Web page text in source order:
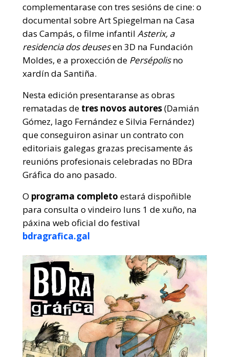
complementarase con tres sesións de cine: o
documental sobre Art Spiegelman na Casa
das Campás, o filme infantil Asterix, a
residencia dos deusesen 3D na Fundación
Moldes, e a proxección de Persépolisno
xardín da Santiña.
Nesta edición presentaranse as obras
rematadas de tres novos autores(Damián
Gómez, Iago Fernández e Silvia Fernández)
que conseguiron asinar un contrato con
editoriais galegas grazas precisamente ás
reunións profesionais celebradas no BDra
Gráfica do ano pasado.
O programa completo estará dispoñible
para consulta o vindeiro luns 1 de xuño, na
páxina web oficial do festival
bdragrafica.gal